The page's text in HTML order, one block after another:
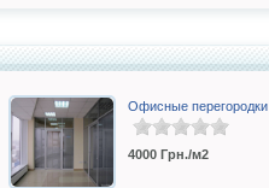
Офисные перегородки
4000 Грн./м2